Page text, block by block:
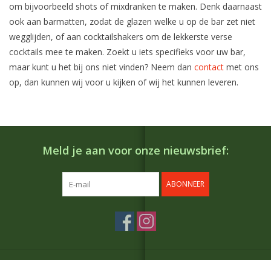
om bijvoorbeeld shots of mixdranken te maken. Denk daarnaast
ook aan barmatten, zodat de glazen welke u op de bar zet niet
wegglijden, of aan cocktailshakers om de lekkerste verse
cocktails mee te maken. Zoekt u iets specifieks voor uw bar,
maar kunt u het bij ons niet vinden? Neem dan contact met ons
op, dan kunnen wij voor u kijken of wij het kunnen leveren.
Meld je aan voor onze nieuwsbrief:
ABONNEER